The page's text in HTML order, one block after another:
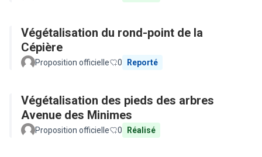
Végétalisation du rond-point de la
Cépière
Proposition officielle 0 Reporté
Végétalisation des pieds des arbres
Avenue des Minimes
Proposition officielle 0 Réalisé